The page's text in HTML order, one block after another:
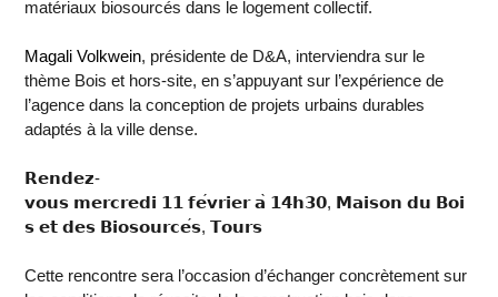
matériaux biosourcés dans le logement collectif.
Magali Volkwein, présidente de D&A, interviendra sur le
thème Bois et hors-site, en s’appuyant sur l’expérience de
l’agence dans la conception de projets urbains durables
adaptés à la ville dense.
𝗥𝗲𝗻𝗱𝗲𝘇-
𝘃𝗼𝘂𝘀 𝗺𝗲𝗿𝗰𝗿𝗲𝗱𝗶 𝟭𝟭 𝗳𝗲𝘃𝗿𝗶𝗲𝗿 𝗮 𝟭𝟰𝗵𝟯𝟬, 𝗠𝗮𝗶𝘀𝗼𝗻 𝗱𝘂 𝗕𝗼𝗶
𝘀 𝗲𝘁 𝗱𝗲𝘀 𝗕𝗶𝗼𝘀𝗼𝘂𝗿𝗰𝗲𝘀,𝗧𝗼𝘂𝗿𝘀
Cette rencontre sera l’occasion d’échanger concrètement sur